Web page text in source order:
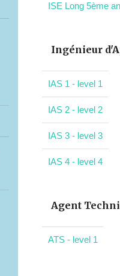
ISE Long 5ème
Ingénieur
IAS 1 - level 1
IAS 2 - level 2
IAS 3 - level 3
IAS 4 - level 4
Agent
ATS - level 1